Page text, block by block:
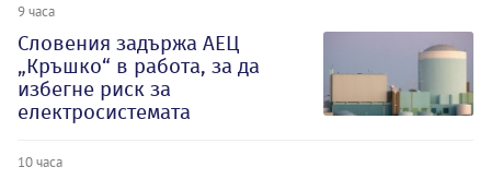
9 часа
Словения задържа АЕЦ
„Кръшко“ в работа, за да
избегне риск за
електросистемата
10 часа